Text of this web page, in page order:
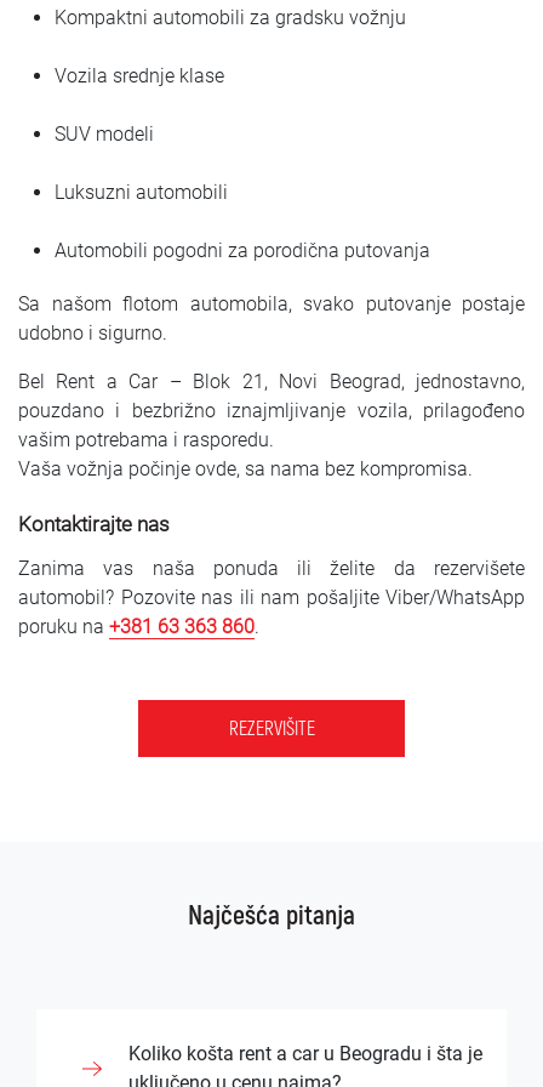
Kompaktni automobili za gradsku vožnju
Vozila srednje klase
SUV modeli
Luksuzni automobili
Automobili pogodni za porodična putovanja
Sa našom flotom automobila, svako putovanje postaje
udobno i sigurno.
Bel Rent a Car – Blok 21, Novi Beograd, jednostavno,
pouzdano i bezbrižno iznajmljivanje vozila, prilagođeno
vašim potrebama i rasporedu.
Vaša vožnja počinje ovde, sa nama bez kompromisa.
Kontaktirajte nas
Zanima vas naša ponuda ili želite da rezervišete
automobil? Pozovite nas ili nam pošaljite Viber/WhatsApp
poruku na +381 63 363 860.
REZERVIŠITE
Najčešća pitanja
Koliko košta rent a car u Beogradu i šta je